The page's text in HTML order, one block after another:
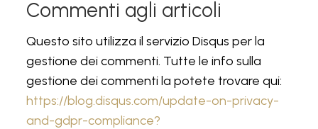
Commenti agli articoli
Questo sito utilizza il servizio Disqus per la
gestione dei commenti. Tutte le info sulla
gestione dei commenti la potete trovare qui:
https://blog.disqus.com/update-on-privacy-
and-gdpr-compliance?